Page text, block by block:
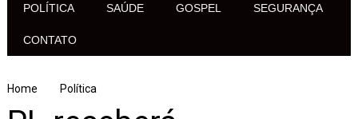
POLÍTICA SAÚDE GOSPEL SEGURANÇA
CONTATO
Home Política